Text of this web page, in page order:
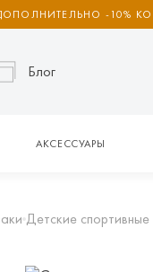
-10%
Блог
АКСЕССУАРЫ
Детские спортивные